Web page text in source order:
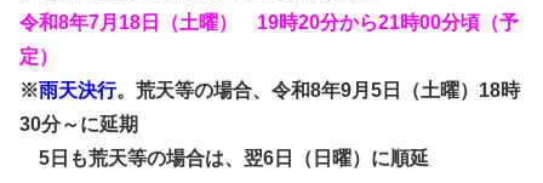
令和8年7月18日（土曜） 19時20分から21時00分頃（予
定）
※雨天決行。荒天等の場合、令和8年9月5日（土曜）18時
30分～に延期
5日も荒天等の場合は、翌6日（日曜）に順延